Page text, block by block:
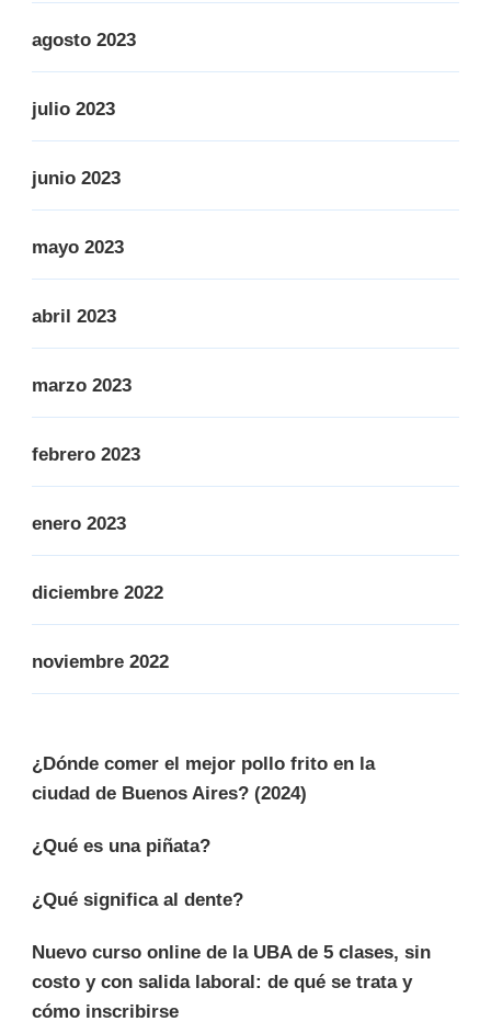
agosto 2023
julio 2023
junio 2023
mayo 2023
abril 2023
marzo 2023
febrero 2023
enero 2023
diciembre 2022
noviembre 2022
¿Dónde comer el mejor pollo frito en la
ciudad de Buenos Aires? (2024)
¿Qué es una piñata?
¿Qué significa al dente?
Nuevo curso online de la UBA de 5 clases, sin
costo y con salida laboral: de qué se trata y
cómo inscribirse